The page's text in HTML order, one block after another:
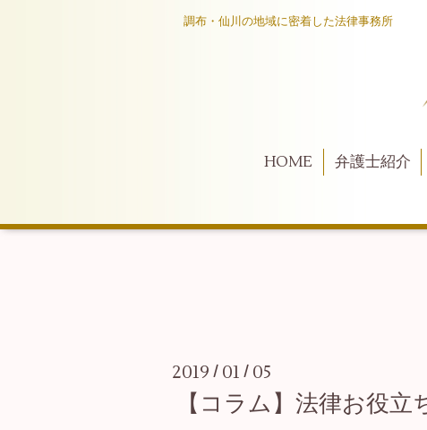
調布・仙川の地域に密着した法律事務所
HOME 弁護士紹介
2019 / 01 / 05
【コラム】法律お役